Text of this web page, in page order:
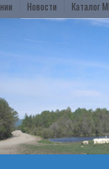
Новости Каталог